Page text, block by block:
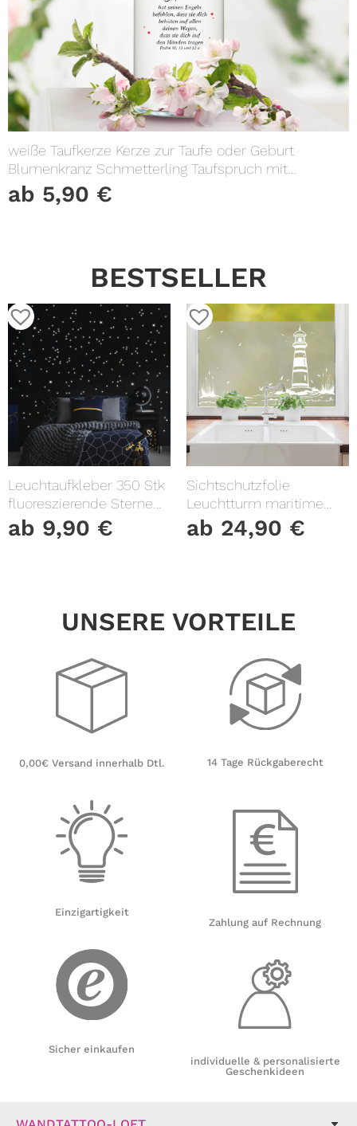
weiße Taufkerze Kerze zur Taufe oder Geburt
Blumenkranz Schmetterling Taufspruch mit
Wunschname & Datum
ab 5,90 €
BESTSELLER
Leuchtaufkleber 350 Stk
fluoreszierende Sterne
und Punkte leuchten im
Dunklen Kinderzimmer
ab 9,90 €
Sichtschutzfolie
Leuchtturm maritime
Fensterfolie Fensterdeko
Milchglasfolie
ab 24,90 €
UNSERE VORTEILE
0,00€ Versand innerhalb Dtl.
Einzigartigkeit
Sicher einkaufen
14 Tage Rückgaberecht
Zahlung auf Rechnung
individuelle & personalisierte
Geschenkideen